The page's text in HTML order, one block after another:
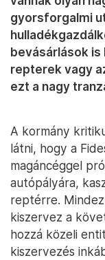
gyorsforgalmi
bevásárlások is
repterek vagy
ezt a nagy
A kormány
látni, hogy a
magáncéggel
autópályára,
reptérre.
kiszervez a
hozzá közeli
kiszervezés